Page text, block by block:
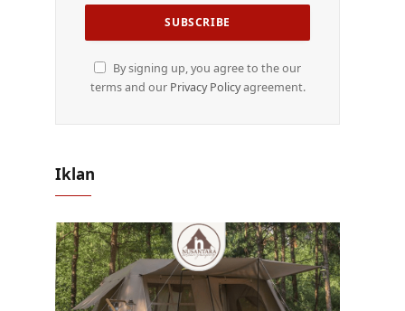
By signing up, you agree to the our
terms and our Privacy Policyagreement.
Iklan